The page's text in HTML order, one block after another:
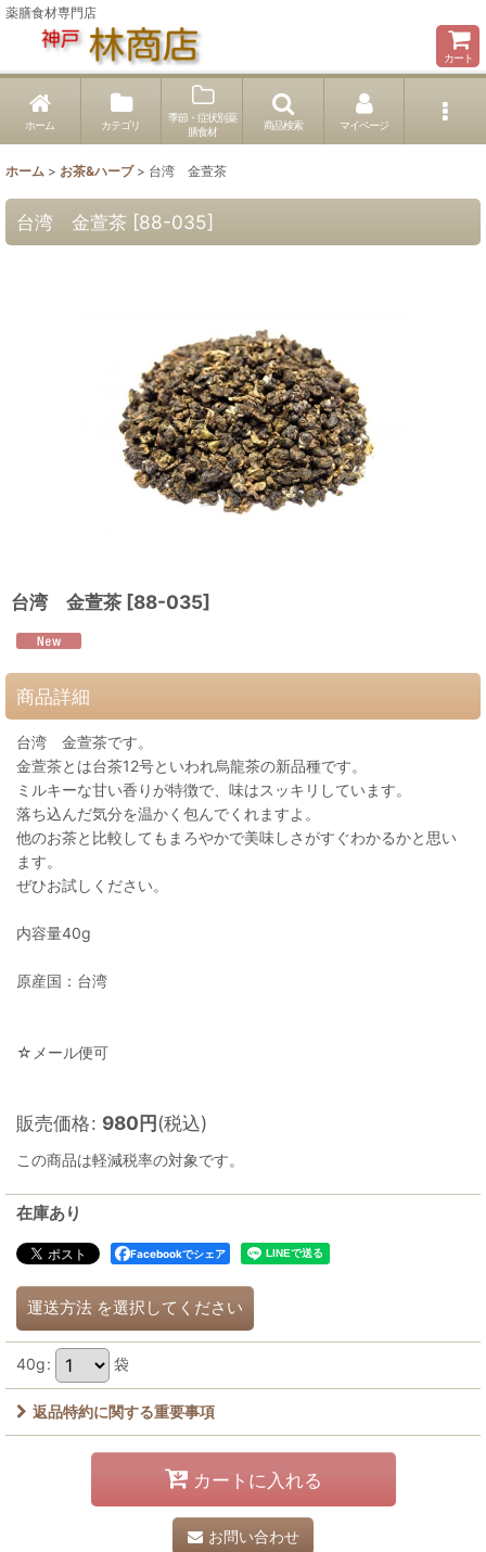
薬膳食材専門店
カート
ホーム カテゴリ
季節・症状別薬
膳食材
商品検索 マイページ
ホーム > お茶&ハーブ > 台湾 金萱茶
台湾 金萱茶 [88-035]
台湾 金萱茶 [88-035]
商品詳細
台湾 金萱茶です。
金萱茶とは台茶12号といわれ烏龍茶の新品種です。
ミルキーな甘い香りが特徴で、味はスッキリしています。
落ち込んだ気分を温かく包んでくれますよ。
他のお茶と比較してもまろやかで美味しさがすぐわかるかと思い
ます。
ぜひお試しください。
内容量40g
原産国：台湾
☆メール便可
販売価格: 980円(税込)
この商品は軽減税率の対象です。
在庫あり
Facebookでシェア
運送方法 を選択してください
40g: 袋
返品特約に関する重要事項
カートに入れる
お問い合わせ